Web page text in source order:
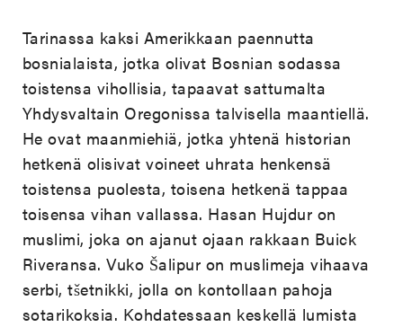
Tarinassa kaksi Amerikkaan paennutta
bosnialaista, jotka olivat Bosnian sodassa
toistensa vihollisia, tapaavat sattumalta
Yhdysvaltain Oregonissa talvisella maantiellä.
He ovat maanmiehiä, jotka yhtenä historian
hetkenä olisivat voineet uhrata henkensä
toistensa puolesta, toisena hetkenä tappaa
toisensa vihan vallassa. Hasan Hujdur on
muslimi, joka on ajanut ojaan rakkaan Buick
Riveransa. Vuko Šalipur on muslimeja vihaava
serbi, tšetnikki, jolla on kontollaan pahoja
sotarikoksia. Kohdatessaan keskellä lumista